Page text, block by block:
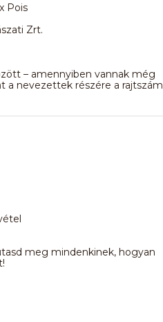
Pois
Zrt.
– amennyiben vannak még
a nevezettek részére a rajtszám
meg mindenkinek, hogyan